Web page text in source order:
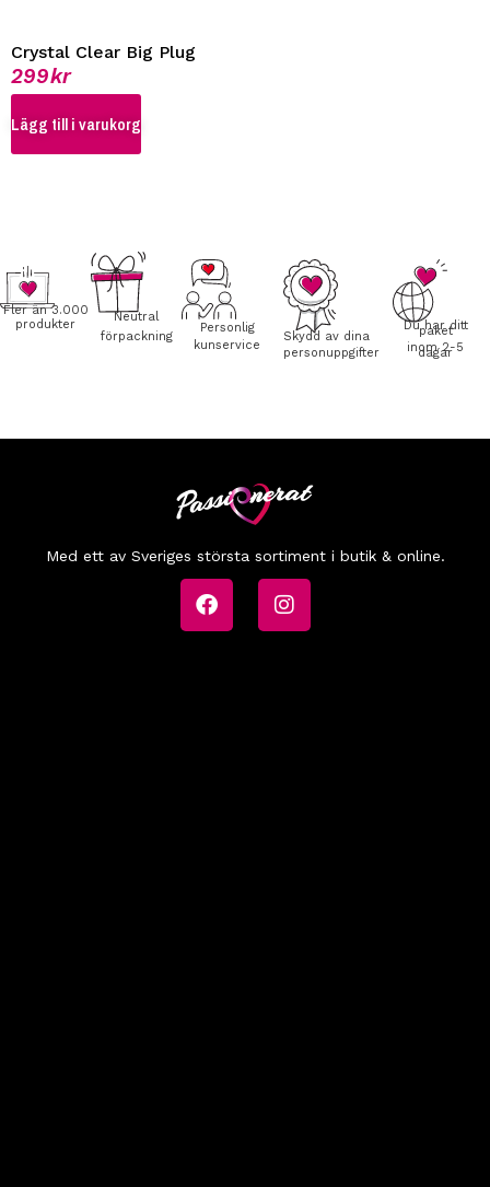
Crystal Clear Big Plug
299kr
Lägg till i varukorg
Fler än 3.000
produkter
Neutral
förpackning
Personlig
kunservice
Skydd av dina
personuppgifter
Du har ditt
paket
inom 2-5
dagar
Med ett av Sveriges största sortiment i butik & online.